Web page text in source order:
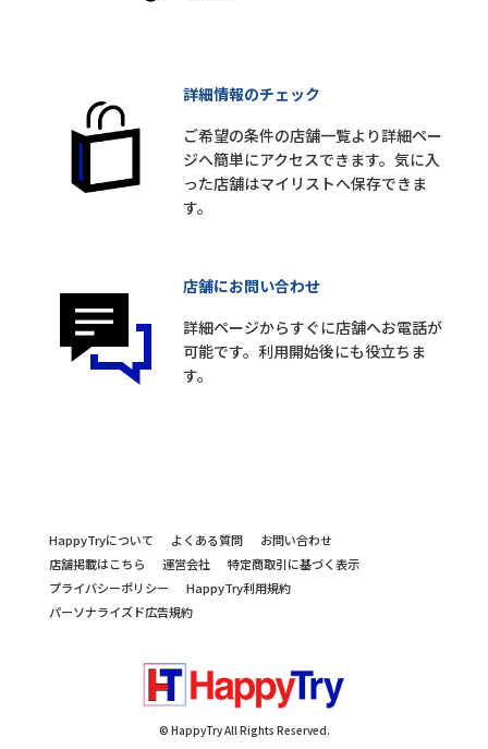
詳細情報のチェック
ご希望の条件の店舗一覧より詳細ペー
ジへ簡単にアクセスできます。気に入
った店舗はマイリストへ保存できま
す。
店舗にお問い合わせ
詳細ページからすぐに店舗へお電話が
可能です。利用開始後にも役立ちま
す。
HappyTryについて よくある質問
お問い合わせ
店舗掲載はこちら
運営会社
特定商取引に基づく表示
プライバシーポリシー
HappyTry利用規約
パーソナライズド広告規約
© HappyTry All Rights Reserved.